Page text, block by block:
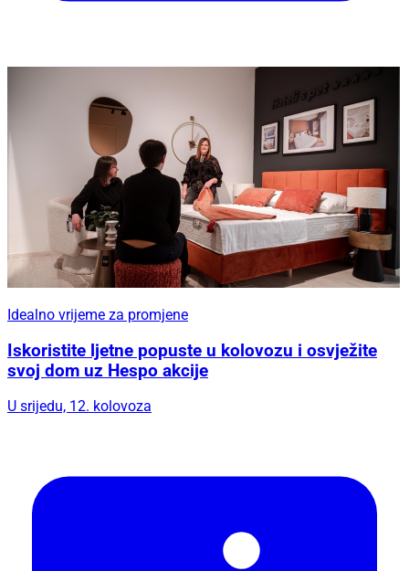
Idealno vrijeme za promjene
Iskoristite ljetne popuste u kolovozu i osvježite
svoj dom uz Hespo akcije
U srijedu, 12. kolovoza